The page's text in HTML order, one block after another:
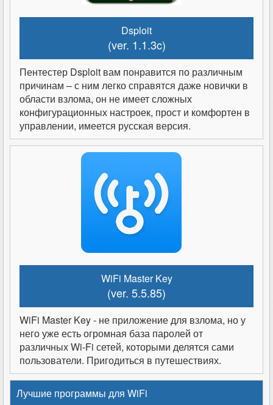
Dsploit
(ver. 1.1.3c)
Пентестер Dsploit вам понравится по различным
причинам – с ним легко справятся даже новички в
области взлома, он не имеет сложных
конфигурационных настроек, прост и комфортен в
управлении, имеется русская версия.
WiFi Master Key
(ver. 5.5.85)
WiFi Master Key - не приложение для взлома, но у
него уже есть огромная база паролей от
различных Wi-Fi сетей, которыми делятся сами
пользователи. Пригодиться в путешествиях.
Лучшие программы для WiFi